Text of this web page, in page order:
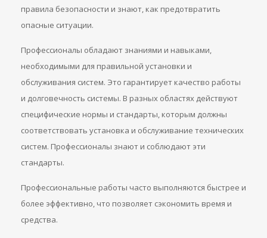
правила безопасности и знают, как предотвратить
опасные ситуации.
Профессионалы обладают знаниями и навыками,
необходимыми для правильной установки и
обслуживания систем. Это гарантирует качество работы
и долговечность системы. В разных областях действуют
специфические нормы и стандарты, которым должны
соответствовать установка и обслуживание технических
систем. Профессионалы знают и соблюдают эти
стандарты.
Профессиональные работы часто выполняются быстрее и
более эффективно, что позволяет сэкономить время и
средства.